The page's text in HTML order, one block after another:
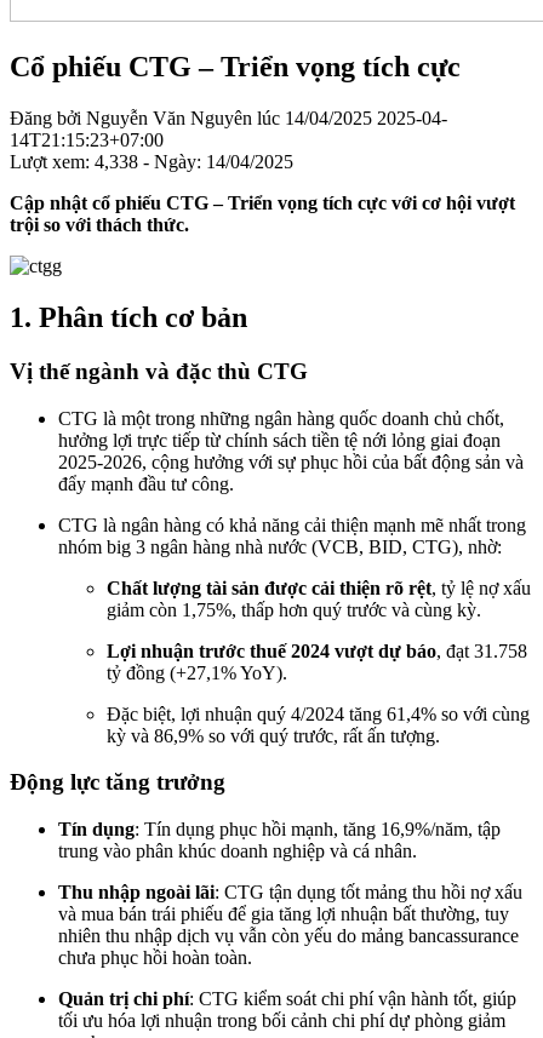
Cổ phiếu CTG – Triển vọng tích cực
Đăng bởi Nguyễn Văn Nguyên lúc 14/04/2025 2025-04-
14T21:15:23+07:00
Lượt xem: 4,338 - Ngày: 14/04/2025
Cập nhật cổ phiếu CTG – Triển vọng tích cực với cơ hội vượt
trội so với thách thức.
1. Phân tích cơ bản
Vị thế ngành và đặc thù CTG
CTG là một trong những ngân hàng quốc doanh chủ chốt,
hưởng lợi trực tiếp từ chính sách tiền tệ nới lỏng giai đoạn
2025-2026, cộng hưởng với sự phục hồi của bất động sản và
đẩy mạnh đầu tư công​.
CTG là ngân hàng có khả năng cải thiện mạnh mẽ nhất trong
nhóm big 3 ngân hàng nhà nước (VCB, BID, CTG), nhờ:
Chất lượng tài sản được cải thiện rõ rệt, tỷ lệ nợ xấu
giảm còn 1,75%, thấp hơn quý trước và cùng kỳ​.
Lợi nhuận trước thuế 2024 vượt dự báo, đạt 31.758
tỷ đồng (+27,1% YoY).
Đặc biệt, lợi nhuận quý 4/2024 tăng 61,4% so với cùng
kỳ và 86,9% so với quý trước, rất ấn tượng.
Động lực tăng trưởng
Tín dụng: Tín dụng phục hồi mạnh, tăng 16,9%/năm, tập
trung vào phân khúc doanh nghiệp và cá nhân.
Thu nhập ngoài lãi: CTG tận dụng tốt mảng thu hồi nợ xấu
và mua bán trái phiếu để gia tăng lợi nhuận bất thường, tuy
nhiên thu nhập dịch vụ vẫn còn yếu do mảng bancassurance
chưa phục hồi hoàn toàn.
Quản trị chi phí: CTG kiểm soát chi phí vận hành tốt, giúp
tối ưu hóa lợi nhuận trong bối cảnh chi phí dự phòng giảm